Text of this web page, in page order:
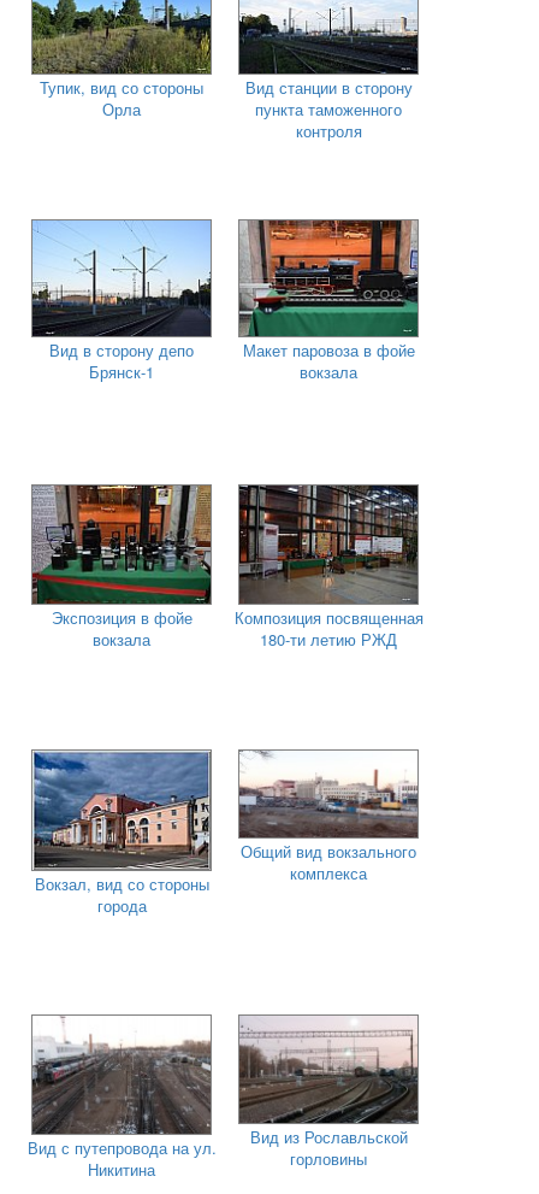
Тупик, вид со стороны
Орла
Вид станции в сторону
пункта таможенного
контроля
Вид в сторону депо
Брянск-1
Макет паровоза в фойе
вокзала
Экспозиция в фойе
вокзала
Композиция посвященная
180-ти летию РЖД
Вокзал, вид со стороны
города
Общий вид вокзального
комплекса
Вид с путепровода на ул.
Никитина
Вид из Рославльской
горловины